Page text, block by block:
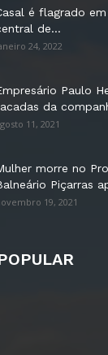
é flagrado
de...
24, 2022
Paulo
da
11, 2021
morre no
Piçarras
19, 2021